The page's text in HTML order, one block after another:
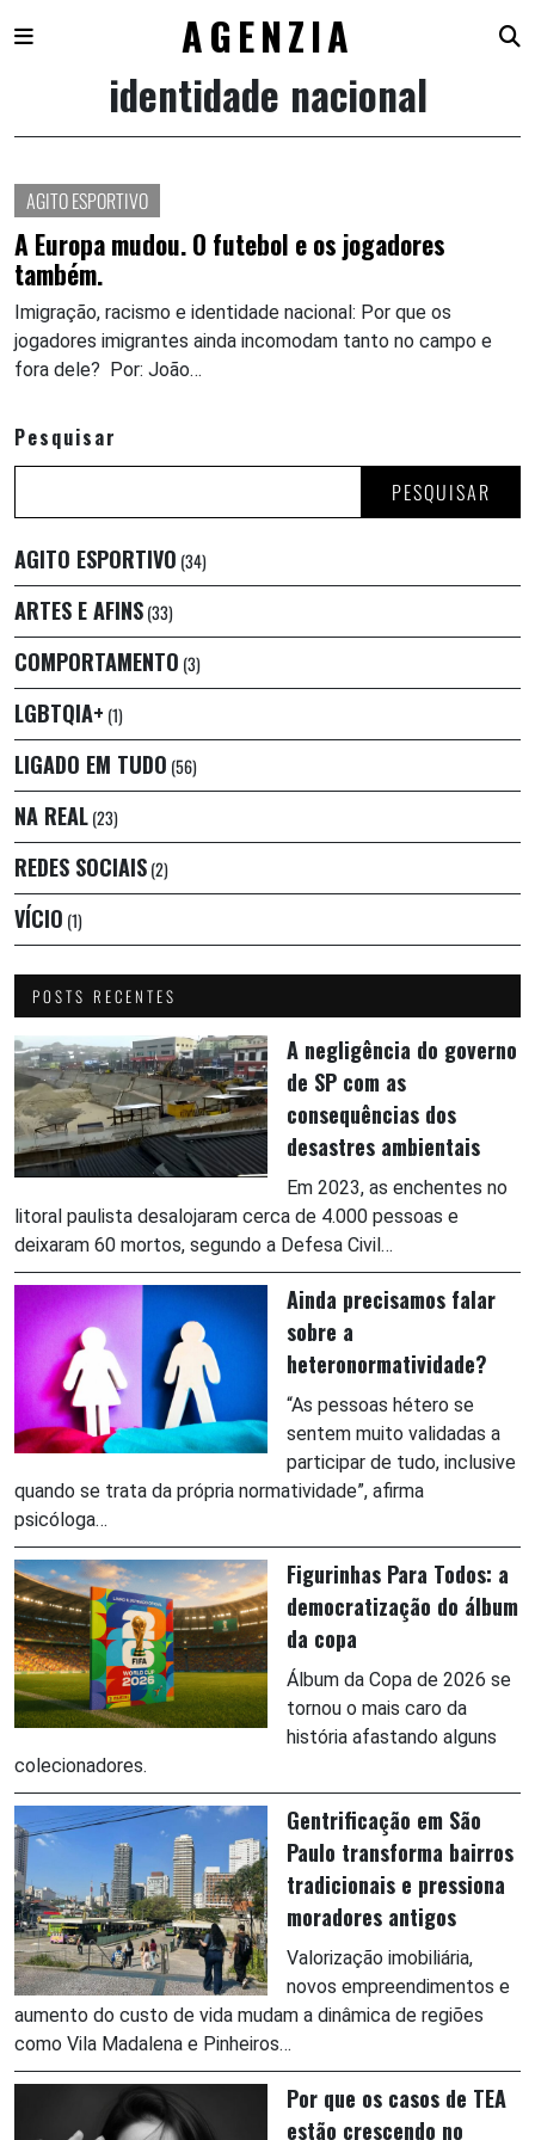
content
AGENZIA
identidade nacional
AGITO ESPORTIVO
A Europa mudou. O futebol e os jogadores
também.
Imigração, racismo e identidade nacional: Por que os
jogadores imigrantes ainda incomodam tanto no campo e
fora dele? Por: João…
Pesquisar
PESQUISAR
AGITO ESPORTIVO (34)
ARTES E AFINS(33)
COMPORTAMENTO (3)
LGBTQIA+ (1)
LIGADO EM TUDO (56)
NA REAL(23)
REDES SOCIAIS(2)
VÍCIO (1)
POSTS RECENTES
A negligência do governo
de SP com as
consequências dos
desastres ambientais
Em 2023, as enchentes no
litoral paulista desalojaram cerca de 4.000 pessoas e
deixaram 60 mortos, segundo a Defesa Civil…
Ainda precisamos falar
sobre a
heteronormatividade?
“As pessoas hétero se
sentem muito validadas a
participar de tudo, inclusive
quando se trata da própria normatividade”, afirma
psicóloga…
Figurinhas Para Todos: a
democratização do álbum
da copa
Álbum da Copa de 2026 se
tornou o mais caro da
história afastando alguns
colecionadores.
Gentrificação em São
Paulo transforma bairros
tradicionais e pressiona
moradores antigos
Valorização imobiliária,
novos empreendimentos e
aumento do custo de vida mudam a dinâmica de regiões
como Vila Madalena e Pinheiros…
Por que os casos de TEA
estão crescendo no